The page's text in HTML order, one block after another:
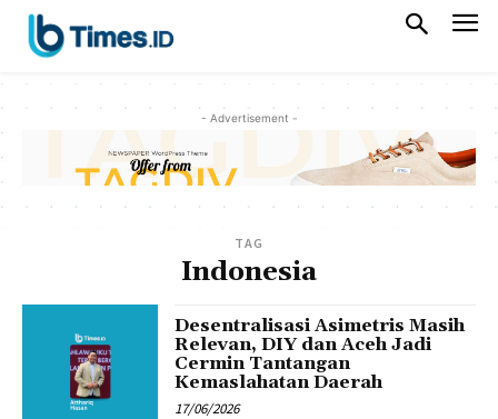
- Advertisement -
TAG
Indonesia
Desentralisasi Asimetris Masih
Relevan, DIY dan Aceh Jadi
Cermin Tantangan
Kemaslahatan Daerah
17/06/2026